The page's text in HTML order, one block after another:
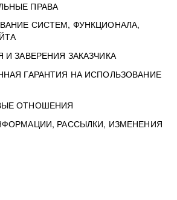
ПРАВА
СИСТЕМ, ФУНКЦИОНАЛА,
И ЗАВЕРЕНИЯ ЗАКАЗЧИКА
ГАРАНТИЯ НА ИСПОЛЬЗОВАНИЕ
ОТНОШЕНИЯ
РАССЫЛКИ, ИЗМЕНЕНИЯ